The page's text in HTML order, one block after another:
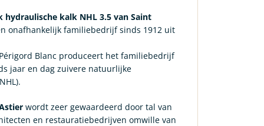
hydraulische kalk NHL 3.5 van Saint
onafhankelijk familiebedrijf sinds 1912 uit
Blanc produceert het familiebedrijf
jaar en dag zuivere natuurlijke
wordt zeer gewaardeerd door tal van
en restauratiebedrijven omwille van